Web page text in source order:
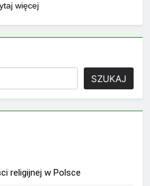
więcej
SZUKAJ
religijnej w Polsce